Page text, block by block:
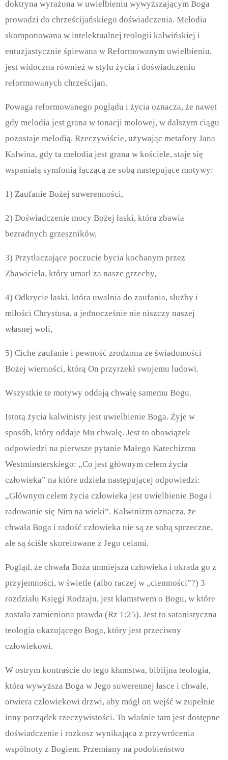
doktryna wyrażona w uwielbieniu wywyższającym Boga
prowadzi do chrześcijańskiego doświadczenia. Melodia
skomponowana w intelektualnej teologii kalwińskiej i
entuzjastycznie śpiewana w Reformowanym uwielbieniu,
jest widoczna również w stylu życia i doświadczeniu
reformowanych chrześcijan.
Powaga reformowanego poglądu i życia oznacza, że nawet
gdy melodia jest grana w tonacji molowej, w dalszym ciągu
pozostaje melodią. Rzeczywiście, używając metafory Jana
Kalwina, gdy ta melodia jest grana w kościele, staje się
wspaniałą symfonią łączącą ze sobą następujące motywy:
1) Zaufanie Bożej suwerenności,
2) Doświadczenie mocy Bożej łaski, która zbawia
bezradnych grzeszników,
3) Przytłaczające poczucie bycia kochanym przez
Zbawiciela, który umarł za nasze grzechy,
4) Odkrycie łaski, która uwalnia do zaufania, służby i
miłości Chrystusa, a jednocześnie nie niszczy naszej
własnej woli,
5) Ciche zaufanie i pewność zrodzona ze świadomości
Bożej wierności, którą On przyrzekł swojemu ludowi.
Wszystkie te motywy oddają chwałę samemu Bogu.
Istotą życia kalwinisty jest uwielbienie Boga. Żyje w
sposób, który oddaje Mu chwałę. Jest to obowiązek
odpowiedzi na pierwsze pytanie Małego Katechizmu
Westminsterskiego: „Co jest głównym celem życia
człowieka” na które udziela następującej odpowiedzi:
„Głównym celem życia człowieka jest uwielbienie Boga i
radowanie się Nim na wieki”. Kalwinizm oznacza, że
chwała Boga i radość człowieka nie są ze sobą sprzeczne,
ale są ściśle skorelowane z Jego celami.
Pogląd, że chwała Boża umniejsza człowieka i okrada go z
przyjemności, w świetle (albo raczej w „ciemności”?) 3
rozdziału Księgi Rodzaju, jest kłamstwem o Bogu, w które
została zamieniona prawda (Rz 1:25). Jest to satanistyczna
teologia ukazującego Boga, który jest przeciwny
człowiekowi.
W ostrym kontraście do tego kłamstwa, biblijna teologia,
która wywyższa Boga w Jego suwerennej łasce i chwale,
otwiera człowiekowi drzwi, aby mógł on wejść w zupełnie
inny porządek rzeczywistości. To właśnie tam jest dostępne
doświadczenie i rozkosz wynikająca z przywrócenia
wspólnoty z Bogiem. Przemiany na podobieństwo